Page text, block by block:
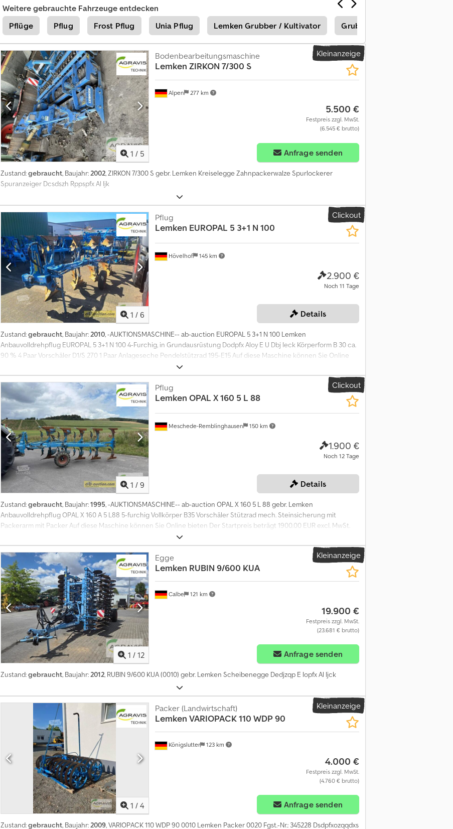
(0140) Auslieferungszustand: montiert
Weitere gebrauchte Fahrzeuge entdecken
Pflüge
Pflug Frost Pflug Unia Pflug Lemken Grubber / Kultivator Grubber & Kultivatoren
Kleinanzeige
1 / 5
Alpen 277 km
Bodenbearbeitungsmaschine
Lemken ZIRKON 7/300 S
5.500 €
Festpreis zzgl. MwSt.
(6.545 € brutto)
Anfrage senden
Zustand:gebraucht, Baujahr:2002, ZIRKON 7/300 S gebr. Lemken Kreiselegge Zahnpackerwalze Spurlockerer
Spuranzeiger Dcsdszh Rppspfx Al Ijk
Clickout
1 / 6
Hövelhof 145 km
Pflug
Lemken EUROPAL 5 3+1 N 100
2.900 €
Noch 11 Tage
Details
Zustand:gebraucht, Baujahr:2010, -AUKTIONSMASCHINE-- ab-auction EUROPAL 5 3+1 N 100 Lemken
Anbauvolldrehpflug EUROPAL 5 3+1 N 100 4-Furchig, in Grundausrüstung Dodpfx Aloy E U Dbj Ieck Körperform B 30 ca.
90 % 4 Paar Vorschäler D1/S 270 1 Paar Anlageseche Pendelstützrad 195-E15 Auf diese Maschine können Sie Online
bieten Der Startpreis beträgt 2900.00 EUR excl. MwSt. Registrieren Sie sich kostenlos und bieten Sie mit. Hier geht es
zur Auktion: ----- ----- Exciting Online Auction! Start bidding on NOW! ab-auction
Clickout
1 / 9
Meschede-Remblinghausen 150 km
Pflug
Lemken OPAL X 160 5 L 88
1.900 €
Noch 12 Tage
Details
Zustand:gebraucht, Baujahr:1995, -AUKTIONSMASCHINE-- ab-auction OPAL X 160 5 L 88 gebr. Lemken
Anbauvolldrehpflug OPAL X 160 A 5 L88 5-furchig Vollkörper B35 Vorschäler Stützrad mech. Steinsicherung mit
Packerarm mit Packer Auf diese Maschine können Sie Online bieten Der Startpreis beträgt 1900.00 EUR excl. MwSt.
Registrieren Sie sich kostenlos und bieten Sie mit. Hier geht es zur Auktion: ----- ----- Exciting Online Auction! Start
bidding on NOW! ab-auction Dodoy Dkf Sopfx Al Iock
Kleinanzeige
1 / 12
Calbe 121 km
Egge
Lemken RUBIN 9/600 KUA
19.900 €
Festpreis zzgl. MwSt.
(23.681 € brutto)
Anfrage senden
Zustand:gebraucht, Baujahr:2012, RUBIN 9/600 KUA (0010) gebr. Lemken Scheibenegge Dedjzqp E Iopfx Al Ijck
Kleinanzeige
1 / 4
Königslutter 123 km
Packer (Landwirtschaft)
Lemken VARIOPACK 110 WDP 90
4.000 €
Festpreis zzgl. MwSt.
(4.760 € brutto)
Anfrage senden
Zustand:gebraucht, Baujahr:2009, VARIOPACK 110 WDP 90 0010 Lemken Packer 0020 Fgst.-Nr.: 345228 Dsdpfxozqqdxs